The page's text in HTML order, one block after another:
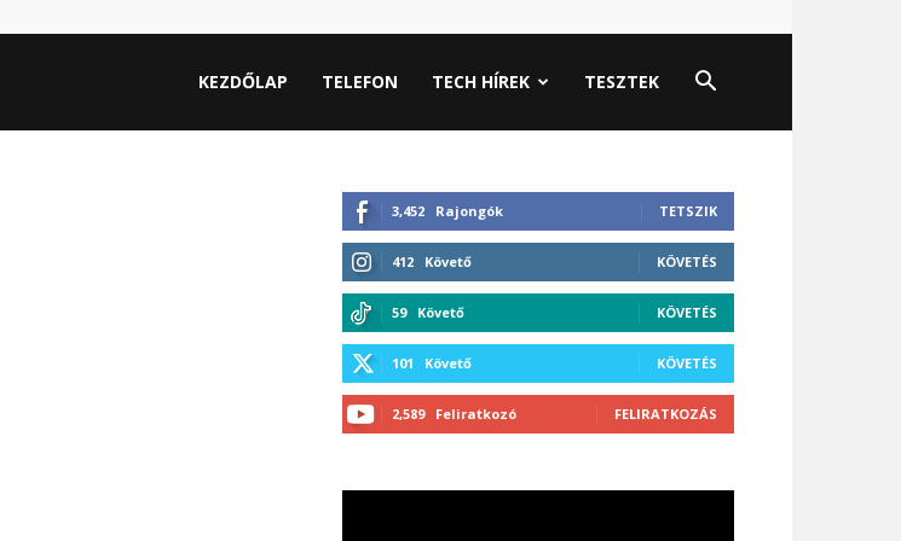
KEZDŐLAP TELEFON TECH HÍREK TESZTEK
3,452 Rajongók TETSZIK
412 Követő KÖVETÉS
59 Követő KÖVETÉS
101 Követő KÖVETÉS
2,589 Feliratkozó FELIRATKOZÁS